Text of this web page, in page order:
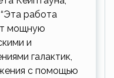
работа
мощную
и
галактик,
с помощью